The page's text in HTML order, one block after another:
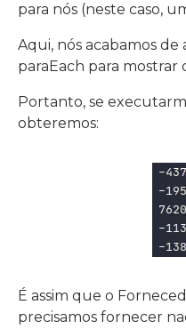
para nós (neste caso,
Aqui, nós acabamos de
paraEach para mostrar
Portanto, se
obteremos:
É assim que o
precisamos fornecer